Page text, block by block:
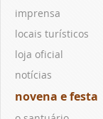
imprensa
locais turísticos
loja oficial
notícias
novena e festa